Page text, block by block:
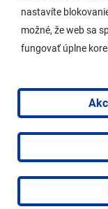
nastavíte
možné, že web sa
fungovať úplne
Mobilná
Kontakty
Vyhlásenie o
2026 ©
stránok
a